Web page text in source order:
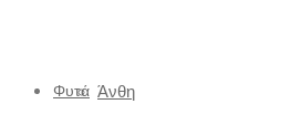
Άνθη
Φυτά